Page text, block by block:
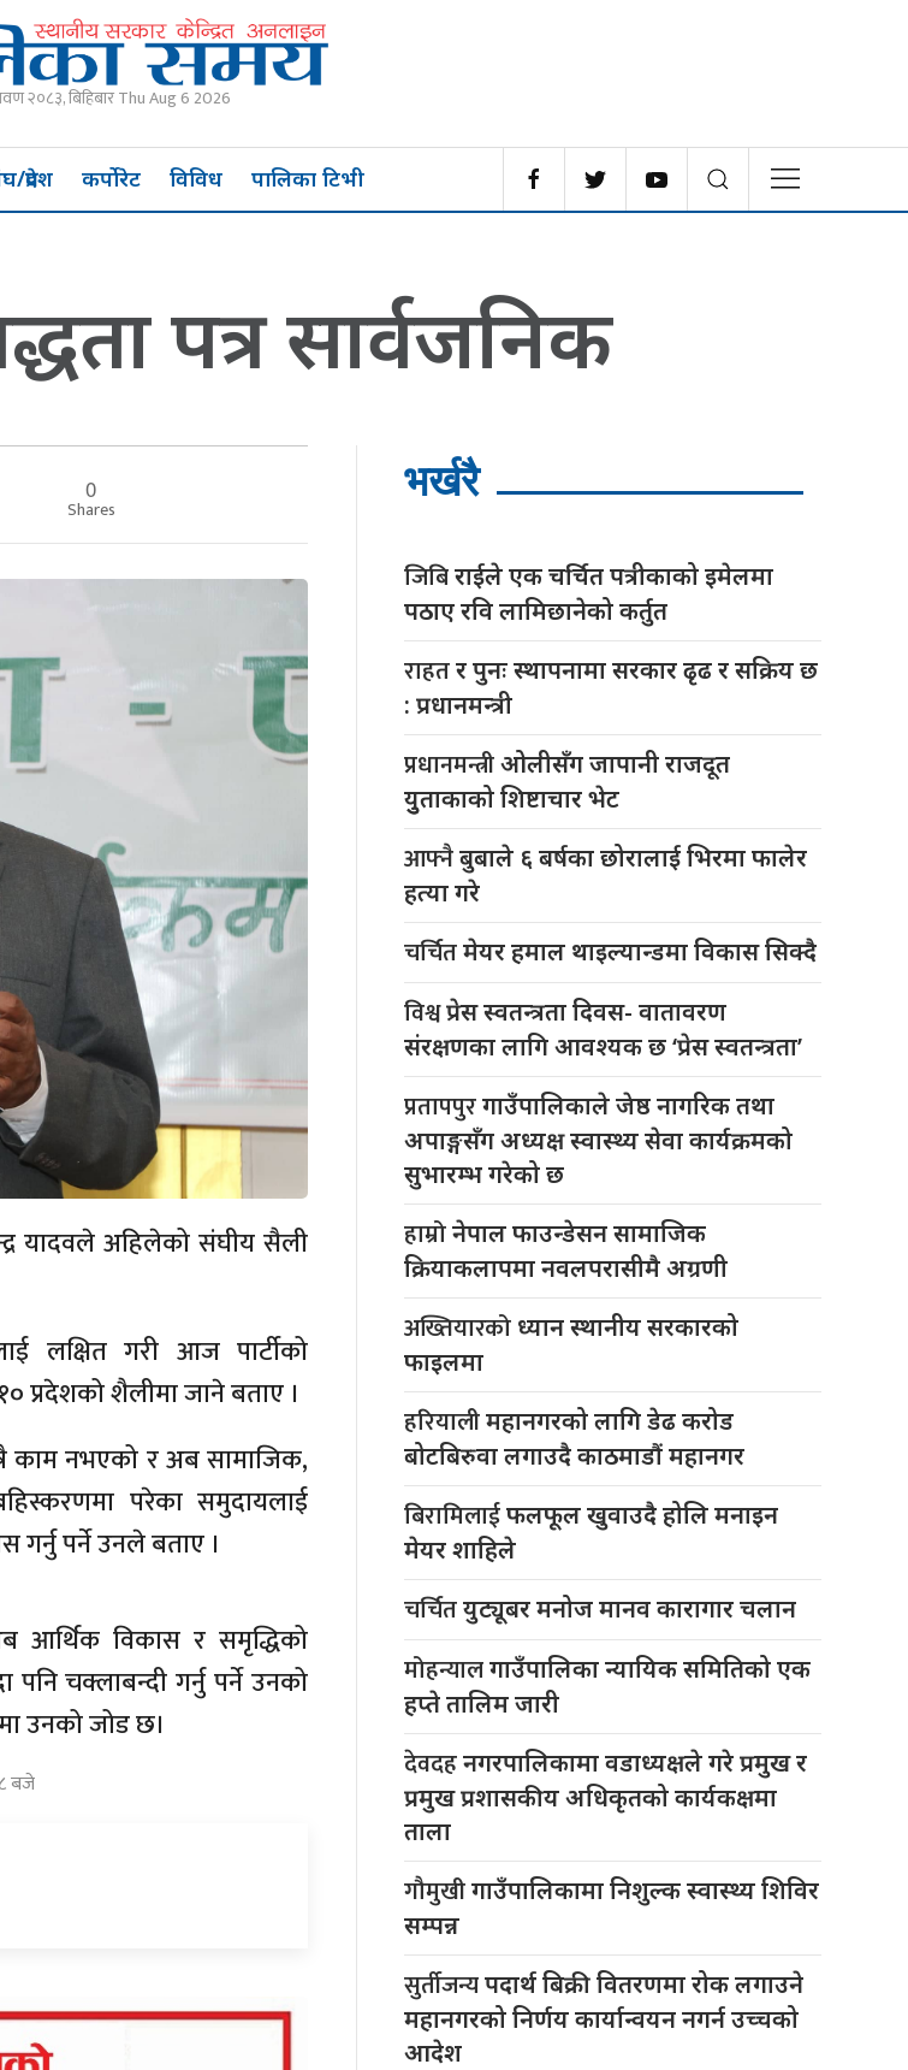
२०८३, बिहिबार Thu Aug 6 2026
प्रदेश कर्पोरेट विविध पालिका टिभी
पत्र सार्वजनिक
0
Shares
यादवले अहिलेको संघीय सैली
लक्षित गरी आज पार्टीको
प्रदेशको शैलीमा जाने बताए ।
काम नभएको र अब सामाजिक,
परेका समुदायलाई
गर्नु पर्ने उनले बताए ।
आर्थिक विकास र समृद्धिको
चक्लाबन्दी गर्नु पर्ने उनको
उनको जोड छ।
बजे
भर्खरै
जिबिराईले एक चर्चित पत्रीकाको इमेलमा
पठाए रवि लामिछानेको कर्तुत
राहतर पुनः स्थापनामा सरकार ढृढ र सक्रिय छ
: प्रधानमन्त्री
प्रधानमन्त्रीओलीसँग जापानी राजदूत
युुताकाको शिष्टाचार भेट
आफ्नैबुबाले ६ बर्षका छोरालाई भिरमा फालेर
हत्या गरे
चर्चितमेयर हमाल थाइल्यान्डमा विकास सिक्दै
विश्वप्रेस स्वतन्त्रता दिवस- वातावरण
संरक्षणका लागि आवश्यक छ ‘प्रेस स्वतन्त्रता’
प्रतापपुरगाउँपालिकाले जेष्ठ नागरिक तथा
अपाङ्गसँग अध्यक्ष स्वास्थ्य सेवा कार्यक्रमको
सुभारम्भ गरेको छ
हाम्रोनेपाल फाउन्डेसन सामाजिक
क्रियाकलापमा नवलपरासीमै अग्रणी
अख्तियारको ध्यान स्थानीय सरकारको
फाइलमा
हरियालीमहानगरको लागि डेढ करोड
बोटबिरुवा लगाउदै काठमाडौं महानगर
बिरामिलाईफलफूल खुवाउदै होलि मनाइन
मेयर शाहिले
चर्चितयुट्यूबर मनोज मानव कारागार चलान
मोहन्यालगाउँपालिका न्यायिक समितिको एक
हप्ते तालिम जारी
देवदहनगरपालिकामा वडाध्यक्षले गरे प्रमुख र
प्रमुख प्रशासकीय अधिकृतको कार्यकक्षमा
ताला
गौमुखीगाउँपालिकामा निशुल्क स्वास्थ्य शिविर
सम्पन्न
सुर्तीजन्यपदार्थ बिक्री वितरणमा रोक लगाउने
महानगरको निर्णय कार्यान्वयन नगर्न उच्चको
आदेश